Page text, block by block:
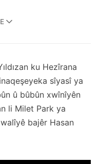
ku Hezîrana
sîyasî ya
û bûbûn xwînîyên
li Milet Park ya
bajêr Hasan